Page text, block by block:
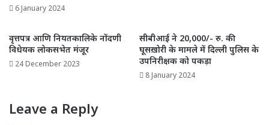
6 January 2024
वृत्तपत्र आणि नियतकालिके नोंदणी
विधेयक लोकसभेत मंजूर
24 December 2023
सीबीआई ने 20,000/- रु. की
घूसख़ोरी के मामले में दिल्ली पुलिस के
उपनिरीक्षक को पकड़ा
8 January 2024
Leave a Reply